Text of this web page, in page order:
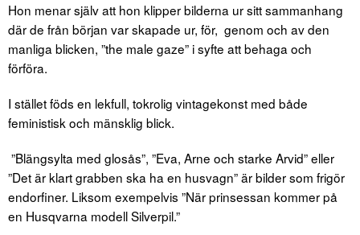
Hon menar själv att hon klipper bilderna ur sitt sammanhang
där de från början var skapade ur, för, genom och av den
manliga blicken, ”the male gaze” i syfte att behaga och
förföra.
I stället föds en lekfull, tokrolig vintagekonst med både
feministisk och mänsklig blick.
”Blängsylta med glosås”, ”Eva, Arne och starke Arvid” eller
”Det är klart grabben ska ha en husvagn” är bilder som frigör
endorfiner. Liksom exempelvis ”När prinsessan kommer på
en Husqvarna modell Silverpil.”